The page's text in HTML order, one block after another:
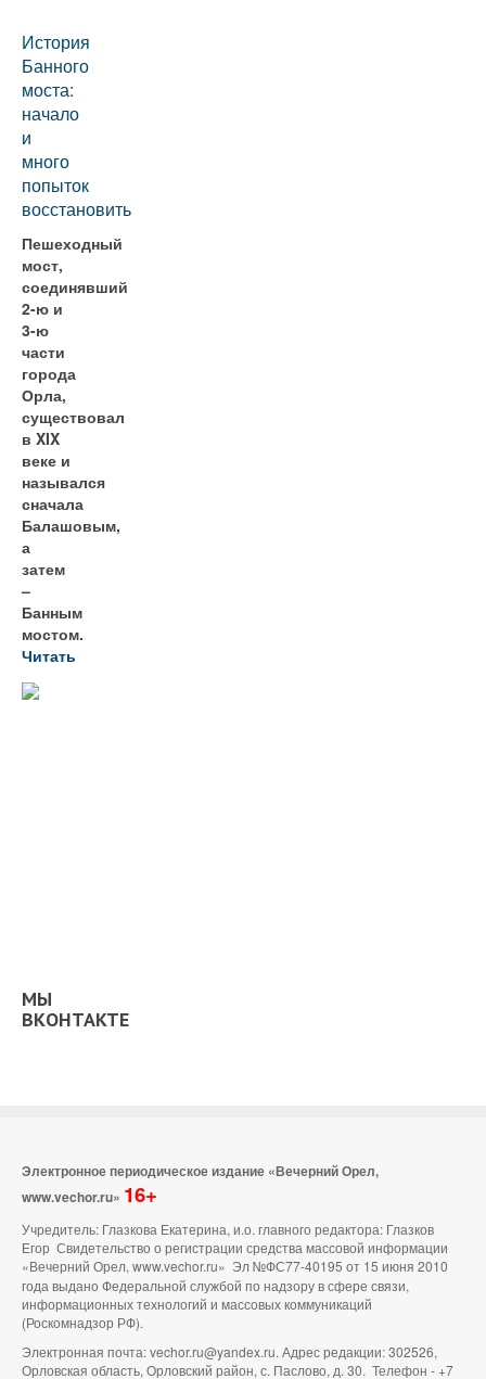
История
Банного
моста:
начало
и
много
попыток
восстановить
Пешеходный
мост,
соединявший
2-ю и
3-ю
части
города
Орла,
существовал
в XIX
веке и
назывался
сначала
Балашовым,
а
затем
–
Банным
мостом.
Читать
МЫ
ВКОНТАКТЕ
Электронное периодическое издание «Вечерний Орел,
www.vechor.ru» 16+
Учредитель: Глазкова Екатерина, и.о. главного редактора: Глазков
Егор Свидетельство о регистрации средства массовой информации
«Вечерний Орел, www.vechor.ru» Эл №ФС77-40195 от 15 июня 2010
года выдано Федеральной службой по надзору в сфере связи,
информационных технологий и массовых коммуникаций
(Роскомнадзор РФ).
Электронная почта: vechor.ru@yandex.ru. Адрес редакции: 302526,
Орловская область, Орловский район, с. Паслово, д. 30. Телефон - +7